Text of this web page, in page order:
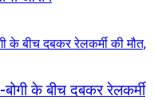
के बीच दबकर रेलकर्मी